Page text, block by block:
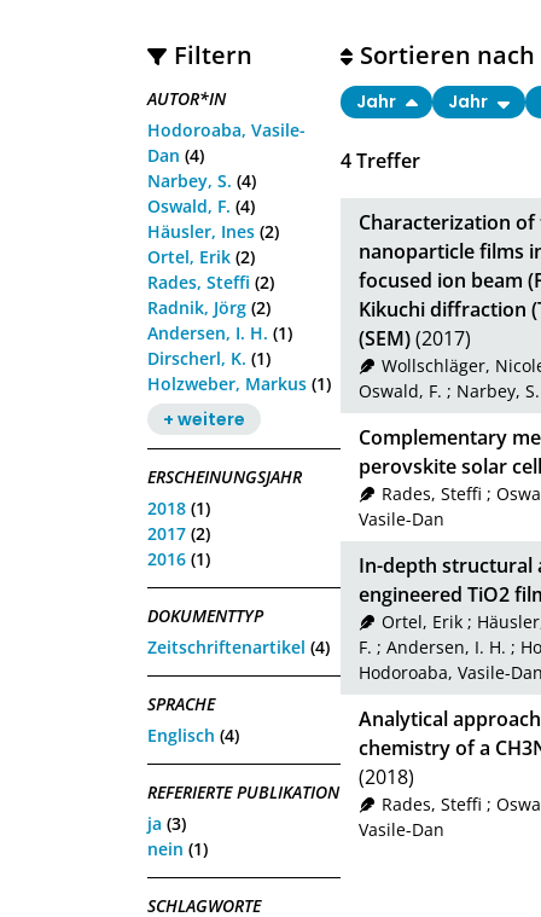
Filtern
AUTOR*IN
Hodoroaba, Vasile-
Dan (4)
Narbey, S. (4)
Oswald, F. (4)
Häusler, Ines (2)
Ortel, Erik (2)
Rades, Steffi (2)
Radnik, Jörg (2)
Andersen, I. H. (1)
Dirscherl, K. (1)
Holzweber, Markus (1)
+ weitere
ERSCHEINUNGSJAHR
2018 (1)
2017 (2)
2016 (1)
DOKUMENTTYP
Zeitschriftenartikel (4)
SPRACHE
Englisch (4)
REFERIERTE PUBLIKATION
ja (3)
nein (1)
SCHLAGWORTE
4Treffer
Sortieren nach
Jahr Jahr
Characterization
nanoparticle films
focused ion beam
Kikuchi diffraction
(SEM)(2017)
Wollschläger,
Oswald, F. ; Narbey, S.
Complementary
perovskite solar
Rades, Steffi ;
Vasile-Dan
In-depth structural
engineered TiO2
Ortel, Erik;
F. ; Andersen, I. H. ;
Hodoroaba, Vasile-
Analytical
chemistry of a
(2018)
Rades, Steffi ;
Vasile-Dan